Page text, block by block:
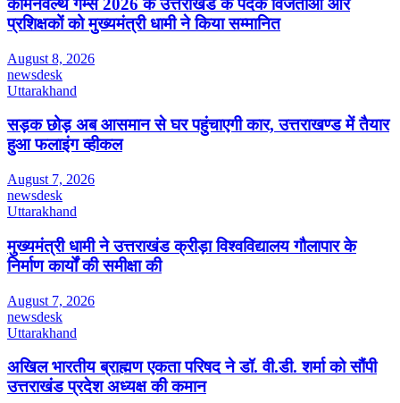
कॉमनवेल्थ गेम्स 2026 के उत्तराखंड के पदक विजेताओं और
प्रशिक्षकों को मुख्यमंत्री धामी ने किया सम्मानित
August 8, 2026
newsdesk
Uttarakhand
सड़क छोड़ अब आसमान से घर पहुंचाएगी कार, उत्तराखण्ड में तैयार
हुआ फलाइंग व्हीकल
August 7, 2026
newsdesk
Uttarakhand
मुख्यमंत्री धामी ने उत्तराखंड क्रीड़ा विश्वविद्यालय गौलापार के
निर्माण कार्यों की समीक्षा की
August 7, 2026
newsdesk
Uttarakhand
अखिल भारतीय ब्राह्मण एकता परिषद ने डॉ. वी.डी. शर्मा को सौंपी
उत्तराखंड प्रदेश अध्यक्ष की कमान